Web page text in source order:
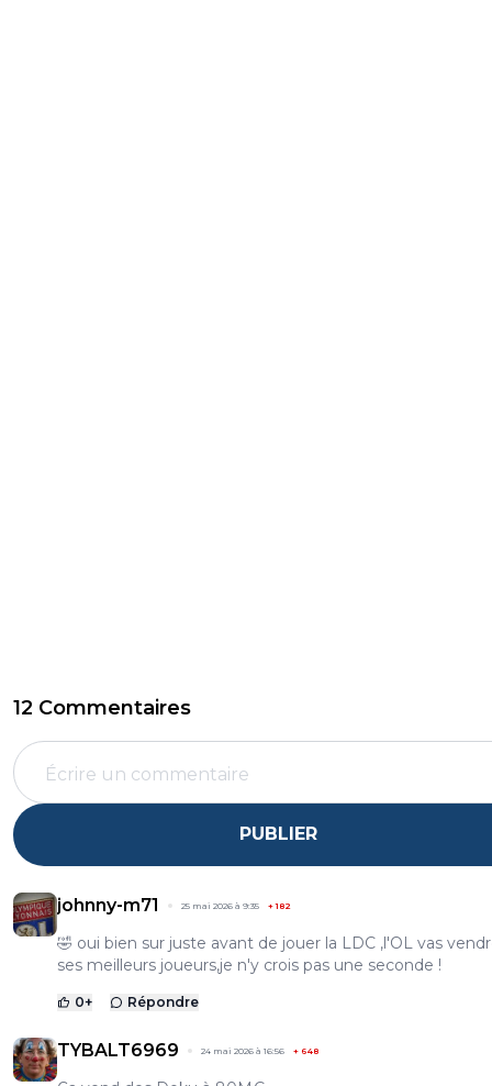
12 Commentaires
PUBLIER
johnny-m71 25 mai 2026 à 9:35 +182
🤣 oui bien sur juste avant de jouer la LDC ,l'OL vas
ses meilleurs joueurs,je n'y crois pas une seconde !
0+ Répondre
TYBALT6969 24 mai 2026 à 16:56 + 648